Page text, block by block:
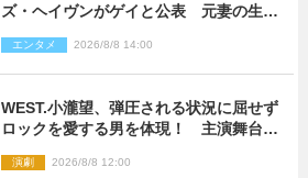
ズ・ヘイヴンがゲイと公表 元妻の生配
エンタメ 2026/8/8 14:00
WEST.小瀧望、弾圧される状況に屈せず
ロックを愛する男を体現！ 主演舞台
演劇 2026/8/8 12:00